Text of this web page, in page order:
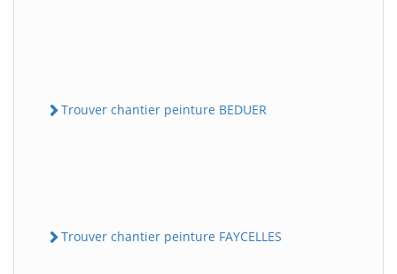
Trouver chantier peinture BEDUER
Trouver chantier peinture FAYCELLES